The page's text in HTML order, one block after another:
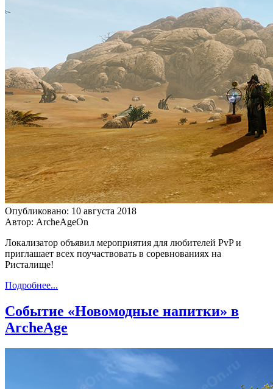
Опубликовано: 10 августа 2018
Автор: ArcheAgeOn
Локализатор объявил мероприятия для любителей PvP и
приглашает всех поучаствовать в соревнованиях на
Ристалище!
Подробнее...
Событие «Новомодные напитки» в
ArcheAge